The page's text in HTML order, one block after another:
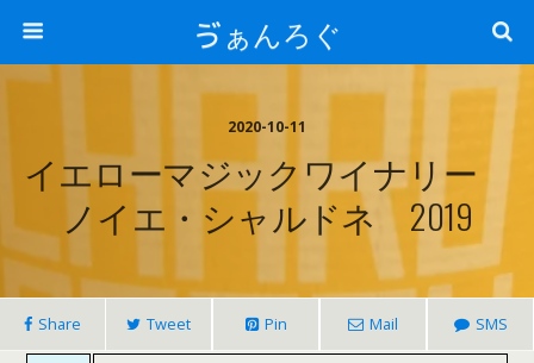
ゔぁんろぐ
2020-10-11
イエローマジックワイナリー
ノイエ・シャルドネ 2019
Share Tweet Pin Mail SMS